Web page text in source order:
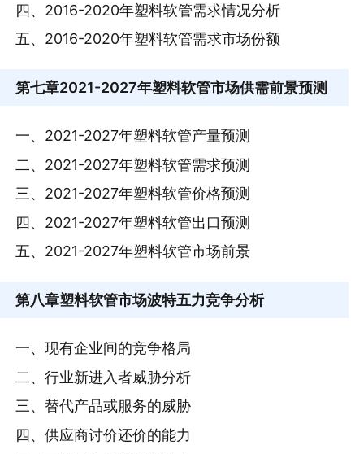
四、2016-2020年塑料软管需求情况分析
五、2016-2020年塑料软管需求市场份额
第七章2021-2027年塑料软管市场供需前景预测
一、2021-2027年塑料软管产量预测
二、2021-2027年塑料软管需求预测
三、2021-2027年塑料软管价格预测
四、2021-2027年塑料软管出口预测
五、2021-2027年塑料软管市场前景
第八章塑料软管市场波特五力竞争分析
一、现有企业间的竞争格局
二、行业新进入者威胁分析
三、替代产品或服务的威胁
四、供应商讨价还价的能力